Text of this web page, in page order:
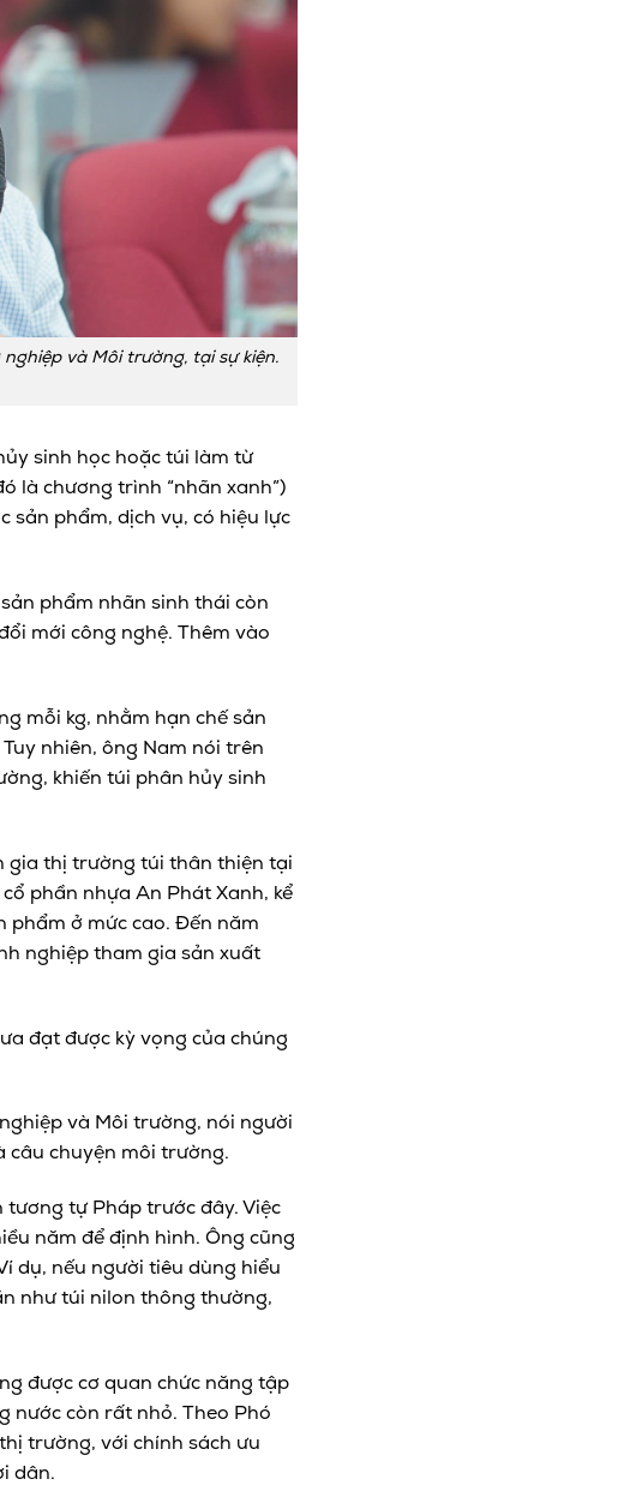
và Môi trường, tại sự kiện.
sinh học hoặc túi làm từ
là chương trình “nhãn xanh”)
sản phẩm, dịch vụ, có hiệu lực
phẩm nhãn sinh thái còn
mới công nghệ. Thêm vào
mỗi kg, nhằm hạn chế sản
nhiên, ông Nam nói trên
khiến túi phân hủy sinh
gia thị trường túi thân thiện tại
phần nhựa An Phát Xanh, kể
phẩm ở mức cao. Đến năm
nghiệp tham gia sản xuất
đạt được kỳ vọng của chúng
và Môi trường, nói người
câu chuyện môi trường.
tự Pháp trước đây. Việc
năm để định hình. Ông cũng
dụ, nếu người tiêu dùng hiểu
như túi nilon thông thường,
được cơ quan chức năng tập
nước còn rất nhỏ. Theo Phó
trường, với chính sách ưu
dân.